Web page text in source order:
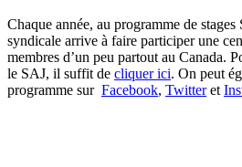
Chaque année, au programme de stages
syndicale arrive à faire participer une
membres d’un peu partout au Canada.
le SAJ, il suffit de cliquer ici. On peut
programme sur Facebook, Twitteret